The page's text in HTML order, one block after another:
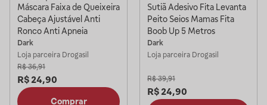
Máscara Faixa de Queixeira
Cabeça Ajustável Anti
Ronco Anti Apneia
Dark
Loja parceira Drogasil
R$ 36,91
R$ 24,90
Comprar
Sutiã Adesivo Fita Levanta
Peito Seios Mamas Fita
Boob Up 5 Metros
Dark
Loja parceira Drogasil
R$ 39,91
R$ 24,90